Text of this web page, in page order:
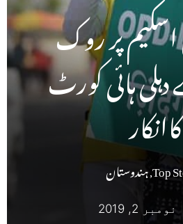
پر روک
ہائی کورٹ
کاانکار
Top
,ہندوستان
نومبر 2, 2019